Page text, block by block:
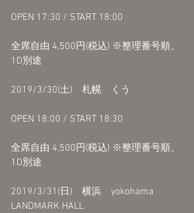
OPEN 17:30 / START 18:00
全席自由 4,500円(税込) ※整理番号順、
1D別途
2019/3/30(土)　札幌　くう
OPEN 18:00 / START 18:30
全席自由 4,500円(税込) ※整理番号順、
1D別途
2019/3/31(日)　横浜　yokohama
LANDMARK HALL